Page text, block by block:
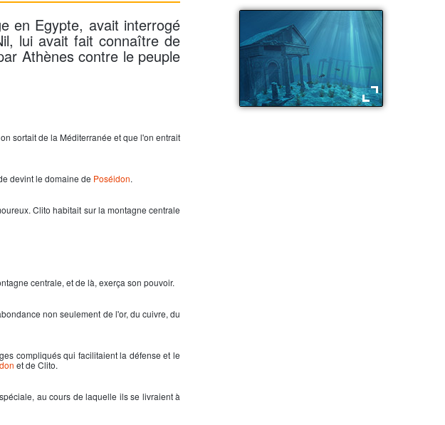
en Egypte, avait interrogé
lui avait fait connaître de
Athènes contre le peuple
sortait de la Méditerranée et que l'on entrait
devint le domaine de Poséidon.
Clito habitait sur la montagne centrale
centrale, et de là, exerça son pouvoir.
non seulement de l'or, du cuivre, du
compliqués qui facilitaient la défense et le
et de Clito.
au cours de laquelle ils se livraient à